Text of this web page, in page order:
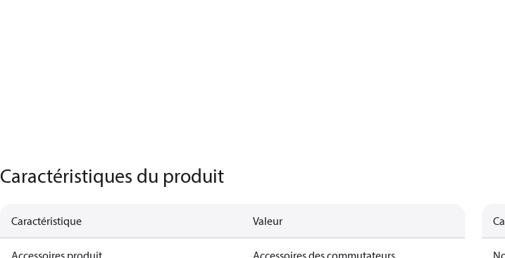
Caractéristiques du produit
Caractéristique Valeur
Accessoires produit Accessoires des commutateurs